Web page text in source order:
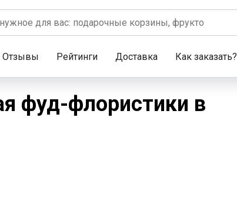
Отзывы Рейтинги Доставка Как заказать?
фуд-флористики в